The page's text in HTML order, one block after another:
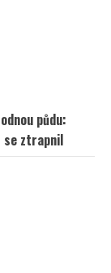
půdu:
se ztrapnil